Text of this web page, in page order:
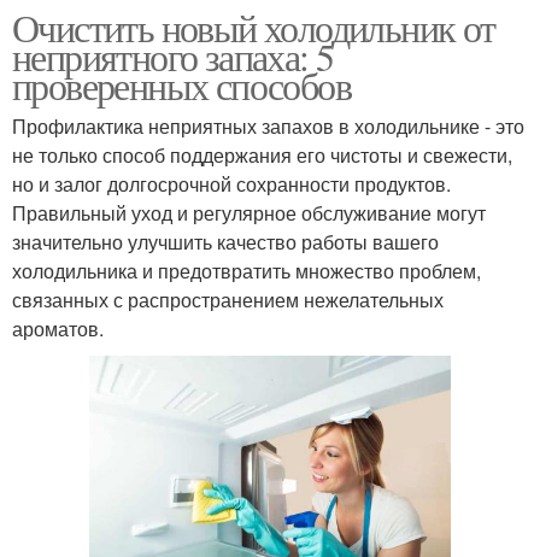
Очистить новый холодильник от
неприятного запаха: 5
проверенных способов
Профилактика неприятных запахов в холодильнике - это
не только способ поддержания его чистоты и свежести,
но и залог долгосрочной сохранности продуктов.
Правильный уход и регулярное обслуживание могут
значительно улучшить качество работы вашего
холодильника и предотвратить множество проблем,
связанных с распространением нежелательных
ароматов.